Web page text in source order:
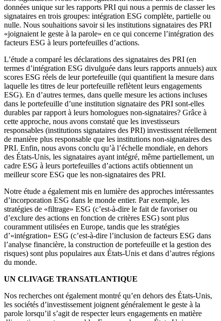
données unique sur les rapports PRI qui nous a permis de classer les
signataires en trois groupes: intégration ESG complète, partielle ou
nulle. Nous souhaitions savoir si les institutions signataires des PRI
«joignaient le geste à la parole» en ce qui concerne l’intégration des
facteurs ESG à leurs portefeuilles d’actions.
L’étude a comparé les déclarations des signataires des PRI (en
termes d’intégration ESG divulguée dans leurs rapports annuels) aux
scores ESG réels de leur portefeuille (qui quantifient la mesure dans
laquelle les titres de leur portefeuille reflètent leurs engagements
ESG). En d’autres termes, dans quelle mesure les actions incluses
dans le portefeuille d’une institution signataire des PRI sont-elles
durables par rapport à leurs homologues non-signataires? Grâce à
cette approche, nous avons constaté que les investisseurs
responsables (institutions signataires des PRI) investissent réellement
de manière plus responsable que les institutions non-signataires des
PRI. Enfin, nous avons conclu qu’à l’échelle mondiale, en dehors
des États-Unis, les signataires ayant intégré, même partiellement, un
cadre ESG à leurs portefeuilles d’actions actifs obtiennent un
meilleur score ESG que les non-signataires des PRI.
Notre étude a également mis en lumière des approches intéressantes
d’incorporation ESG dans le monde entier. Par exemple, les
stratégies de «filtrage» ESG (c’est-à-dire le fait de favoriser ou
d’exclure des actions en fonction de critères ESG) sont plus
couramment utilisées en Europe, tandis que les stratégies
d’«intégration» ESG (c’est-à-dire l’inclusion de facteurs ESG dans
l’analyse financière, la construction de portefeuille et la gestion des
risques) sont plus populaires aux États-Unis et dans d’autres régions
du monde.
UN CLIVAGE TRANSATLANTIQUE
Nos recherches ont également montré qu’en dehors des États-Unis,
les sociétés d’investissement joignent généralement le geste à la
parole lorsqu’il s’agit de respecter leurs engagements en matière